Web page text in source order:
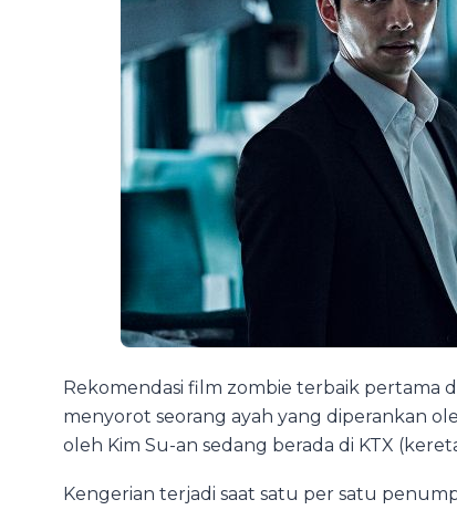
Rekomendasi film zombie terbaik pertama
menyorot seorang ayah yang diperankan
oleh Kim Su-an sedang berada di KTX
Kengerian terjadi saat satu per satu